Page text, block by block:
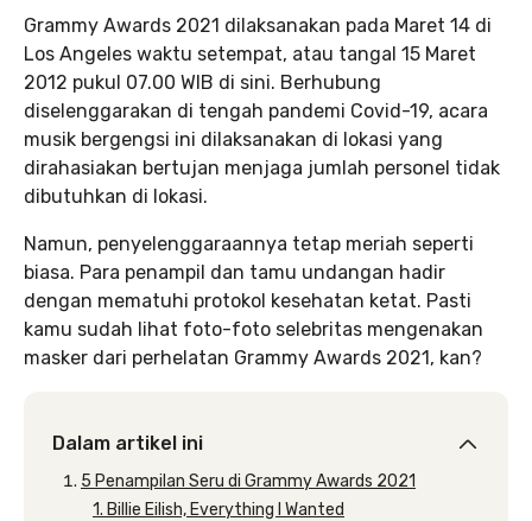
Grammy Awards 2021 dilaksanakan pada Maret 14 di
Los Angeles waktu setempat, atau tangal 15 Maret
2012 pukul 07.00 WIB di sini. Berhubung
diselenggarakan di tengah pandemi Covid-19, acara
musik bergengsi ini dilaksanakan di lokasi yang
dirahasiakan bertujan menjaga jumlah personel tidak
dibutuhkan di lokasi.
Namun, penyelenggaraannya tetap meriah seperti
biasa. Para penampil dan tamu undangan hadir
dengan mematuhi protokol kesehatan ketat. Pasti
kamu sudah lihat foto-foto selebritas mengenakan
masker dari perhelatan Grammy Awards 2021, kan?
Dalam artikel ini
5 Penampilan Seru di Grammy Awards 2021
1. Billie Eilish, Everything I Wanted